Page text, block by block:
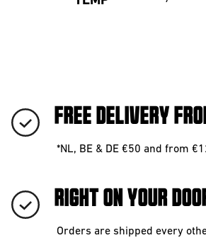
FREE DELIVERY
*NL, BE & DE €50 and from
RIGHT ON YOUR
Orders are shipped every